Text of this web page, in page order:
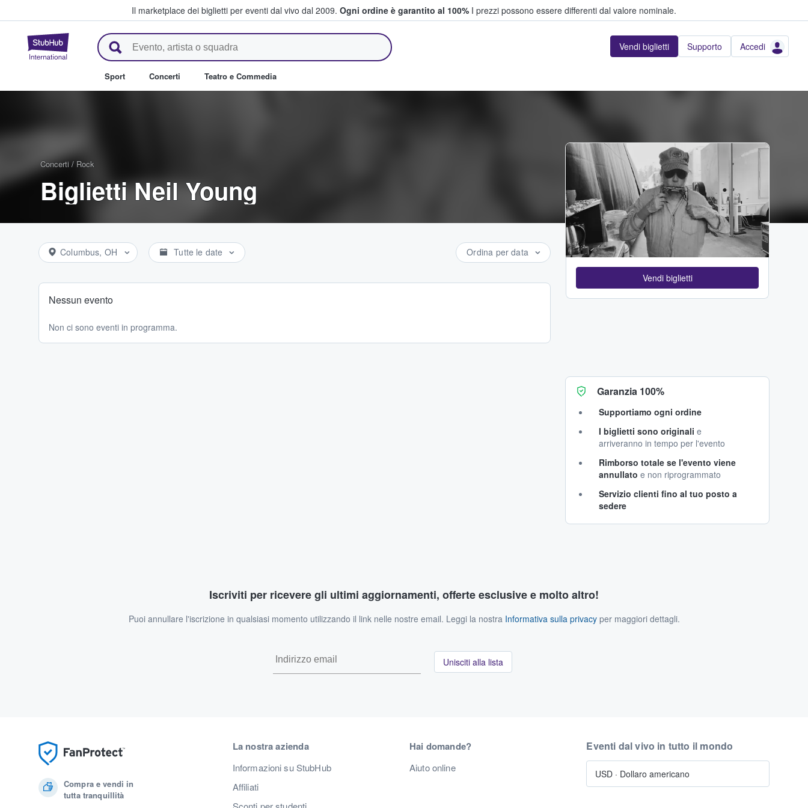
Il marketplace dei biglietti per eventi dal vivo dal 2009. Ogni ordine è garantito al 100% I prezzi possono essere differenti dal valore nominale.
StubHub - Dove i fan comprano e vendono biglietti Vendi biglietti Supporto Accedi
Sport Concerti Teatro e Commedia
Concerti / Rock
Biglietti Neil Young
Columbus, OH Tutte le date Ordina per data
Nessun evento
Non ci sono eventi in programma.
Vendi biglietti
Garanzia 100%
Supportiamo ogni ordine
I biglietti sono originali e
arriveranno in tempo per l'evento
Rimborso totale se l'evento viene
annullato e non riprogrammato
Servizio clienti fino al tuo posto a
sedere
Iscriviti per ricevere gli ultimi aggiornamenti, offerte esclusive e molto altro!
Puoi annullare l'iscrizione in qualsiasi momento utilizzando il link nelle nostre email. Leggi la nostra Informativa sulla privacyper maggiori dettagli.
Unisciti alla lista
Compra e vendi in
tutta tranquillità
La nostra azienda
Informazioni su StubHub
Affiliati
Hai domande?
Aiuto online
Eventi dal vivo in tutto il mondo
USD · Dollaro americano